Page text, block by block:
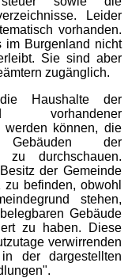
Leider
vorhanden.
im Burgenland nicht
Sie sind aber
zugänglich.
Haushalte der
vorhandener
werden können, die
der
zu durchschauen.
der Gemeinde
befinden, obwohl
stehen,
Gebäude
zu haben. Diese
verwirrenden
der dargestellten